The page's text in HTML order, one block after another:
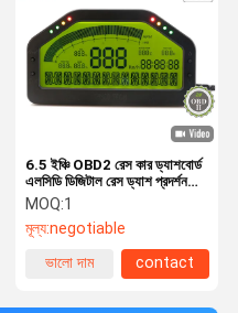
6.5 ইঞ্চি OBD2 রেস কার ড্যাশবোর্ড
এলসিডি ডিজিটাল রেস ড্যাশ প্রদর্শন
DO903
MOQ:1
মূল্য:negotiable
ভালো দাম
contact